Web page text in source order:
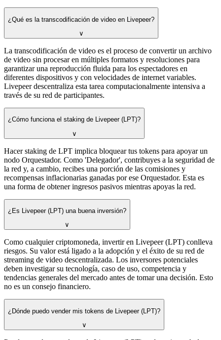
¿Qué es la transcodificación de video en Livepeer?
∨
La transcodificación de video es el proceso de convertir un archivo
de video sin procesar en múltiples formatos y resoluciones para
garantizar una reproducción fluida para los espectadores en
diferentes dispositivos y con velocidades de internet variables.
Livepeer descentraliza esta tarea computacionalmente intensiva a
través de su red de participantes.
¿Cómo funciona el staking de Livepeer (LPT)?
∨
Hacer staking de LPT implica bloquear tus tokens para apoyar un
nodo Orquestador. Como 'Delegador', contribuyes a la seguridad de
la red y, a cambio, recibes una porción de las comisiones y
recompensas inflacionarias ganadas por ese Orquestador. Esta es
una forma de obtener ingresos pasivos mientras apoyas la red.
¿Es Livepeer (LPT) una buena inversión?
∨
Como cualquier criptomoneda, invertir en Livepeer (LPT) conlleva
riesgos. Su valor está ligado a la adopción y el éxito de su red de
streaming de video descentralizada. Los inversores potenciales
deben investigar su tecnología, caso de uso, competencia y
tendencias generales del mercado antes de tomar una decisión. Esto
no es un consejo financiero.
¿Dónde puedo vender mis tokens de Livepeer (LPT)?
∨